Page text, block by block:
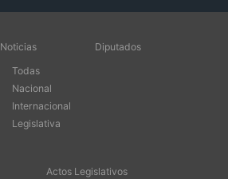
Noticias
Todas
Nacional
Internacional
Legislativa
Diputados
Actos Legislativos